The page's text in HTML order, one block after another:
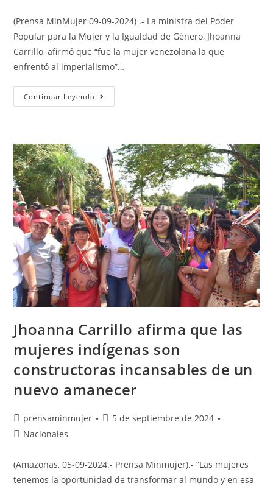
(Prensa MinMujer 09-09-2024) .- La ministra del Poder
Popular para la Mujer y la Igualdad de Género, Jhoanna
Carrillo, afirmó que “fue la mujer venezolana la que
enfrentó al imperialismo”…
Continuar Leyendo
Jhoanna Carrillo afirma que las
mujeres indígenas son
constructoras incansables de un
nuevo amanecer
prensaminmujer
5 de septiembre de 2024
Nacionales
(Amazonas, 05-09-2024.- Prensa Minmujer).- “Las mujeres
tenemos la oportunidad de transformar al mundo y en esa